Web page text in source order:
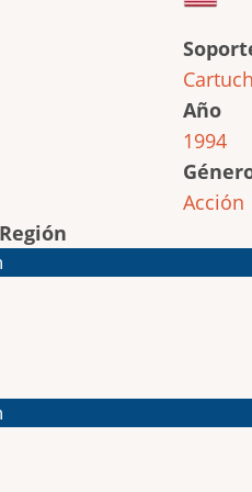
Año
1994
Acción